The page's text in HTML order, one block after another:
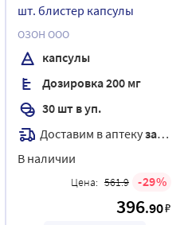
шт. блистер капсулы
ОЗОН ООО
капсулы
Дозировка 200 мг
30 шт в уп.
Доставим в аптекузавтра
В наличии
Цена: 561.9 29
396.90₽